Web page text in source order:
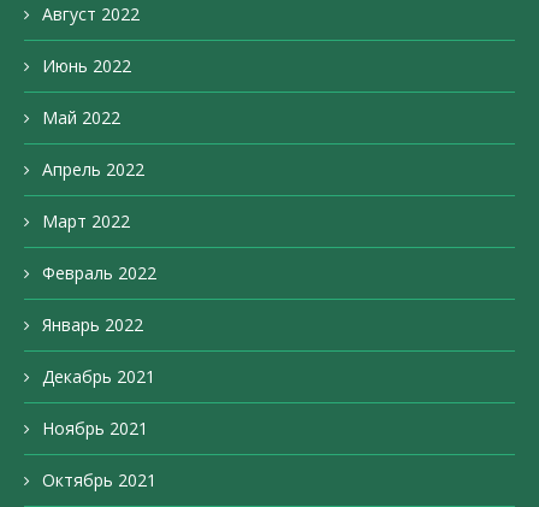
Август 2022
Июнь 2022
Май 2022
Апрель 2022
Март 2022
Февраль 2022
Январь 2022
Декабрь 2021
Ноябрь 2021
Октябрь 2021